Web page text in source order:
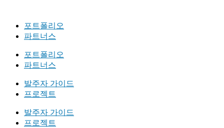
포트폴리오
파트너스
포트폴리오
파트너스
발주자 가이드
프로젝트
발주자 가이드
프로젝트